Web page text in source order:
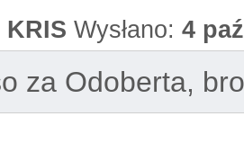
KRIS Wysłano: 4
za Odoberta,